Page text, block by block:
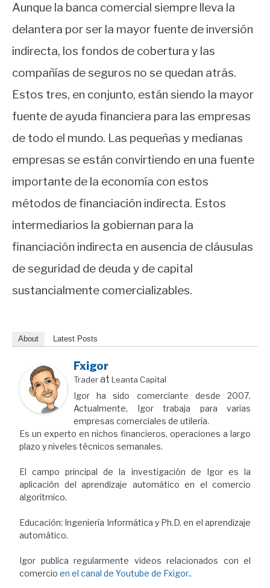
Aunque la banca comercial siempre lleva la
delantera por ser la mayor fuente de inversión
indirecta, los fondos de cobertura y las
compañías de seguros no se quedan atrás.
Estos tres, en conjunto, están siendo la mayor
fuente de ayuda financiera para las empresas
de todo el mundo. Las pequeñas y medianas
empresas se están convirtiendo en una fuente
importante de la economía con estos
métodos de financiación indirecta. Estos
intermediarios la gobiernan para la
financiación indirecta en ausencia de cláusulas
de seguridad de deuda y de capital
sustancialmente comercializables.
About Latest Posts
Fxigor
Traderat Leanta Capital
Igor ha sido comerciante desde 2007.
Actualmente, Igor trabaja para varias
empresas comerciales de utilería.
Es un experto en nichos financieros, operaciones a largo
plazo y niveles técnicos semanales.
El campo principal de la investigación de Igor es la
aplicación del aprendizaje automático en el comercio
algorítmico.
Educación: Ingeniería Informática y Ph.D. en el aprendizaje
automático.
Igor publica regularmente videos relacionados con el
comercio en el canal de Youtube de Fxigor..